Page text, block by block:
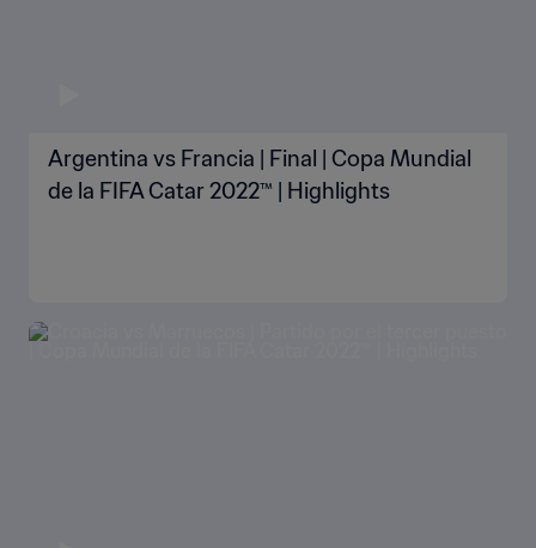
Argentina vs Francia | Final | Copa Mundial
de la FIFA Catar 2022™ | Highlights